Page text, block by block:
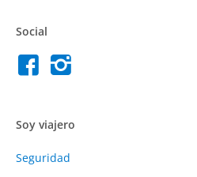
Social
Soy viajero
Seguridad